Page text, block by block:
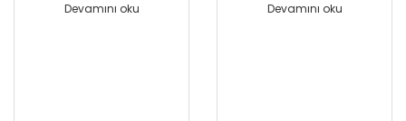
Devamını oku Devamını oku